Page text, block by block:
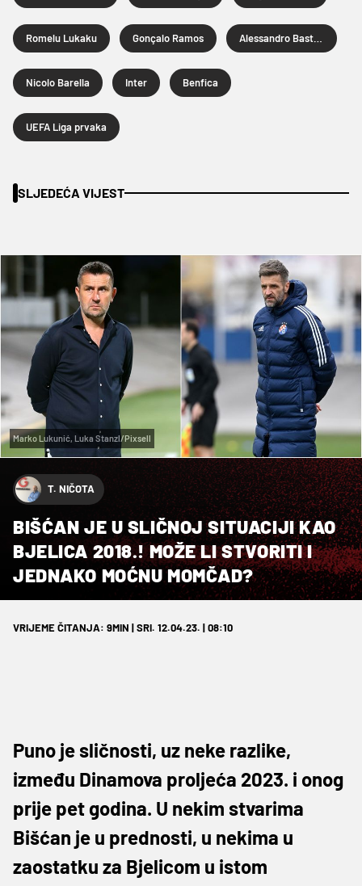
Romelu Lukaku Gonçalo Ramos
Nicolo Barella Inter Benfica
UEFA Liga prvaka
SLJEDEĆA VIJEST
Marko Lukunić, Luka Stanzl/Pixsell
T. NIČOTA
BIŠĆAN JE U SLIČNOJ SITUACIJI KAO
BJELICA 2018.! MOŽE LI STVORITI I
JEDNAKO MOĆNU MOMČAD?
VRIJEME ČITANJA: 9MIN | SRI. 12.04.23. | 08:10
Puno je sličnosti, uz neke razlike,
između Dinamova proljeća 2023. i onog
prije pet godina. U nekim stvarima
Bišćan je u prednosti, u nekima u
zaostatku za Bjelicom u istom